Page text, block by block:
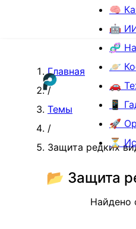
🧠
🤖
🧬
🪐
🚗
📱
🚀
⏳
Главная
/
Темы
/
Защита редких
📂 Защита
Найдено